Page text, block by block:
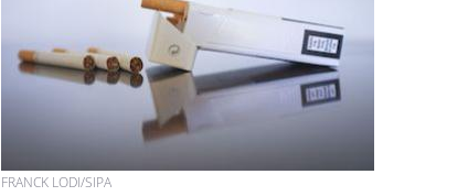
FRANCK LODI/SIPA